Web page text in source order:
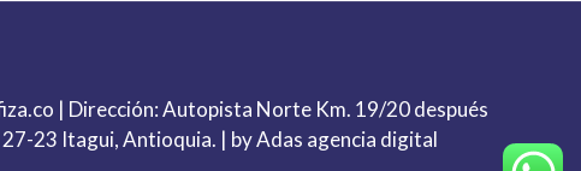
| Dirección: Autopista Norte Km. 19/20 después
23 Itagui, Antioquia. | by Adas agencia digital